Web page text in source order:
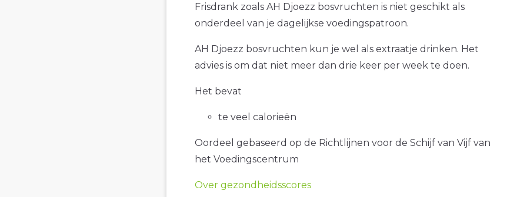
Frisdrank zoals AH Djoezz bosvruchten is niet geschikt als
onderdeel van je dagelijkse voedingspatroon.
AH Djoezz bosvruchten kun je wel als extraatje drinken. Het
advies is om dat niet meer dan drie keer per week te doen.
Het bevat
te veel calorieën
Oordeel gebaseerd op de Richtlijnen voor de Schijf van Vijf van
het Voedingscentrum
Over gezondheidsscores